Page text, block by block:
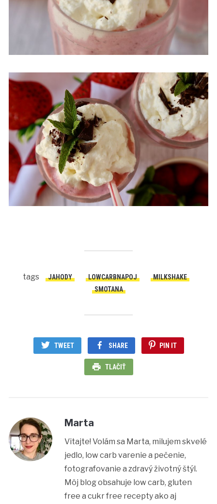
tags JAHODY LOWCARBNAPOJ
MILKSHAKE
SMOTANA
TWEET SHARE PIN IT
TLAČIŤ
Marta
Vitajte! Volám sa Marta, milujem skvelé
jedlo, low carb varenie a pečenie,
fotografovanie a zdravý životný štýl.
Môj blog obsahuje low carb, gluten
free a cukr free recepty ako aj